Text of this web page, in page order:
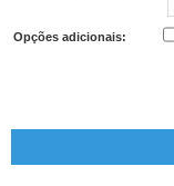
Opções adicionais: